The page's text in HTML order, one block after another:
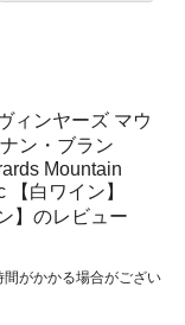
ィンヤーズ マウ
ン・ブラン
Mountain
白ワイン】
】のレビュー
がかかる場合がござい